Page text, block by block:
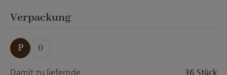
Verpackungauswählen
P 0
Damit zu liefernde 36 Stück